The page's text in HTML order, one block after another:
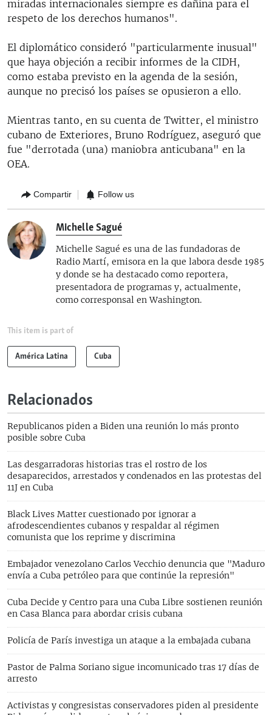
miradas internacionales siempre es dañina para el
respeto de los derechos humanos".
El diplomático consideró "particularmente inusual"
que haya objeción a recibir informes de la CIDH,
como estaba previsto en la agenda de la sesión,
aunque no precisó los países se opusieron a ello.
Mientras tanto, en su cuenta de Twitter, el ministro
cubano de Exteriores, Bruno Rodríguez, aseguró que
fue "derrotada (una) maniobra anticubana" en la
OEA.
Compartir Follow us
Michelle Sagué
Michelle Sagué es una de las fundadoras de
Radio Martí, emisora en la que labora desde 1985
y donde se ha destacado como reportera,
presentadora de programas y, actualmente,
como corresponsal en Washington.
This item is part of
América Latina Cuba
Relacionados
Republicanos piden a Biden una reunión lo más pronto
posible sobre Cuba
Las desgarradoras historias tras el rostro de los
desaparecidos, arrestados y condenados en las protestas del
11J en Cuba
Black Lives Matter cuestionado por ignorar a
afrodescendientes cubanos y respaldar al régimen
comunista que los reprime y discrimina
Embajador venezolano Carlos Vecchio denuncia que "Maduro
envía a Cuba petróleo para que continúe la represión"
Cuba Decide y Centro para una Cuba Libre sostienen reunión
en Casa Blanca para abordar crisis cubana
Policía de París investiga un ataque a la embajada cubana
Pastor de Palma Soriano sigue incomunicado tras 17 días de
arresto
Activistas y congresistas conservadores piden al presidente